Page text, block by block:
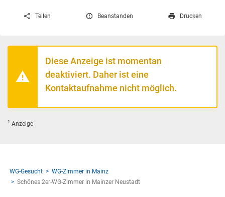
Teilen Beanstanden Drucken
Diese Anzeige ist momentan
deaktiviert. Daher ist eine
Kontaktaufnahme nicht möglich.
1 Anzeige
WG-Gesucht
WG-Zimmer in Mainz
Schönes 2er-WG-Zimmer in Mainzer Neustadt